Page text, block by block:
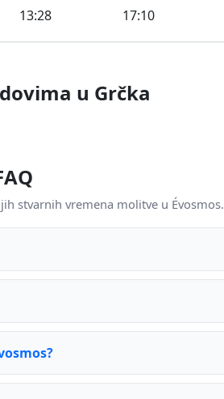
13:28 17:10
u Grčka
stvarnih vremena molitve u Évosmos.